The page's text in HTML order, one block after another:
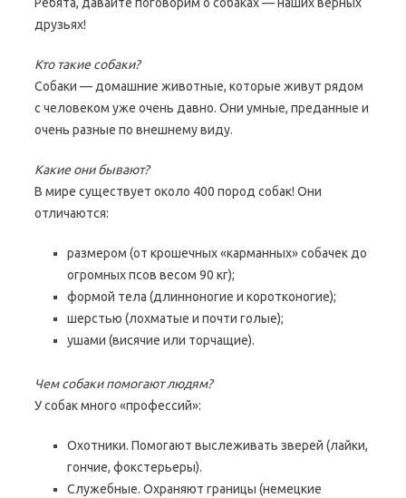
Ребята, давайте поговорим о собаках — наших верных
друзьях!
Кто такие собаки?
Собаки — домашние животные, которые живут рядом
с человеком уже очень давно. Они умные, преданные и
очень разные по внешнему виду.
Какие они бывают?
В мире существует около 400 пород собак! Они
отличаются:
размером (от крошечных «карманных» собачек до
огромных псов весом 90 кг);
формой тела (длинноногие и коротконогие);
шерстью (лохматые и почти голые);
ушами (висячие или торчащие).
Чем собаки помогают людям?
У собак много «профессий»:
Охотники. Помогают выслеживать зверей (лайки,
гончие, фокстерьеры).
Служебные. Охраняют границы (немецкие